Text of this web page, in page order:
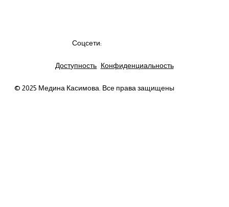
Доступность Конфиденциальность
© 2025 Медина Касимова. Все права защищены
Соцсети: